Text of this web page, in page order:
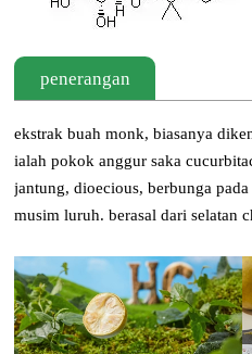
penerangan
ekstrak buah monk, biasanya
ialah pokok anggur saka
jantung, dioecious, berbunga
musim luruh. berasal dari selatan